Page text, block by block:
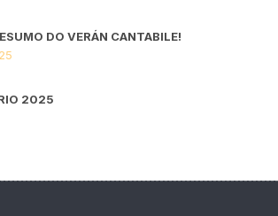
DO VERÁN CANTABILE!
2025